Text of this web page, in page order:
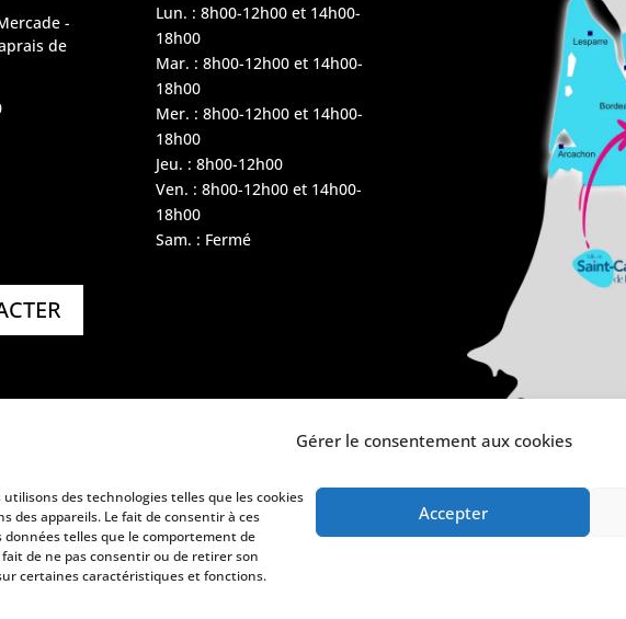
Gérer le consentement aux cookies
des technologies telles que les cookies
des appareils. Le fait de consentir à ces
telles que le comportement de
de ne pas consentir ou de retirer son
certaines caractéristiques et fonctions.
Accepter
-
de
Lun. : 8h00-12h00 et 14h00-
18h00
Mar. : 8h00-12h00 et 14h00-
18h00
Mer. : 8h00-12h00 et 14h00-
18h00
Jeu. : 8h00-12h00
Ven. : 8h00-12h00 et 14h00-
18h00
Sam. : Fermé